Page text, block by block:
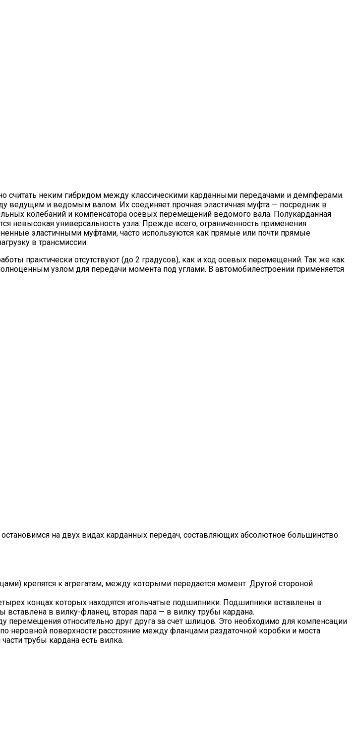
считать неким гибридом между классическими карданными передачами и демпферами.
ведущим и ведомым валом. Их соединяет прочная эластичная муфта — посредник в
колебаний и компенсатора осевых перемещений ведомого вала. Полукарданная
невысокая универсальность узла. Прежде всего, ограниченность применения
эластичными муфтами, часто используются как прямые или почти прямые
в трансмиссии.
практически отсутствуют (до 2 градусов), как и ход осевых перемещений. Так же как
узлом для передачи момента под углами. В автомобилестроении применяется
на двух видах карданных передач, составляющих абсолютное большинство
крепятся к агрегатам, между которыми передается момент. Другой стороной
концах которых находятся игольчатые подшипники. Подшипники вставлены в
в вилку-фланец, вторая пара — в вилку трубы кардана.
перемещения относительно друг друга за счет шлицов. Это необходимо для компенсации
неровной поверхности расстояние между фланцами раздаточной коробки и моста
трубы кардана есть вилка.